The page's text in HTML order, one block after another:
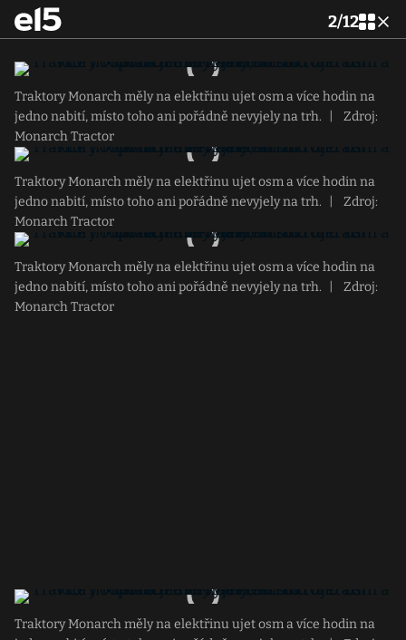
2/12
Traktory Monarch měly na elektřinu ujet osm a více hodin na
jedno nabití, místo toho ani pořádně nevyjely na trh.
Zdroj:
Monarch Tractor
Traktory Monarch měly na elektřinu ujet osm a více hodin na
jedno nabití, místo toho ani pořádně nevyjely na trh.
Zdroj:
Monarch Tractor
Traktory Monarch měly na elektřinu ujet osm a více hodin na
jedno nabití, místo toho ani pořádně nevyjely na trh.
Zdroj:
Monarch Tractor
Traktory Monarch měly na elektřinu ujet osm a více hodin na